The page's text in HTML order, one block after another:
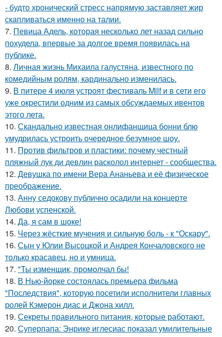
- будто хронический стресс напрямую заставляет жир
скапливаться именно на талии.
7. Певица Адель, которая несколько лет назад сильно
похудела, впервые за долгое время появилась на
публике.
8. Личная жизнь Михаила галустяна, известного по
комедийным ролям, кардинально изменилась.
9. В питере 4 июля устроят фестиваль Milf и в сети его
уже окрестили одним из самых обсуждаемых ивентов
этого лета.
10. Скандально известная онлифанщица бонни блю
умудрилась устроить очередное безумное шоу.
11. Против фильтров и пластики: почему честный
пляжный лук ди девлин расколол интернет - сообщества.
12. Девушка по имени Вера Ананьева и её физическое
преображение.
13. Анну седокову публично осадили на концерте
Любови успенской.
14. Да, я сам в шоке!
15. Через жёсткие мучения и сильную боль - к "Оскару".
16. Сын у Юлии Высоцкой и Андрея Кончаловского не
только красавец, но и умница.
17. "Ты изменщик, промолчал бы!
18. В Нью-йорке состоялась премьера фильма
"Последствия", которую посетили исполнители главных
ролей Кэмерон диас и Джона хилл.
19. Секреты правильного питания, которые работают.
20. Суперпапа: Энрике иглесиас показал умилительные